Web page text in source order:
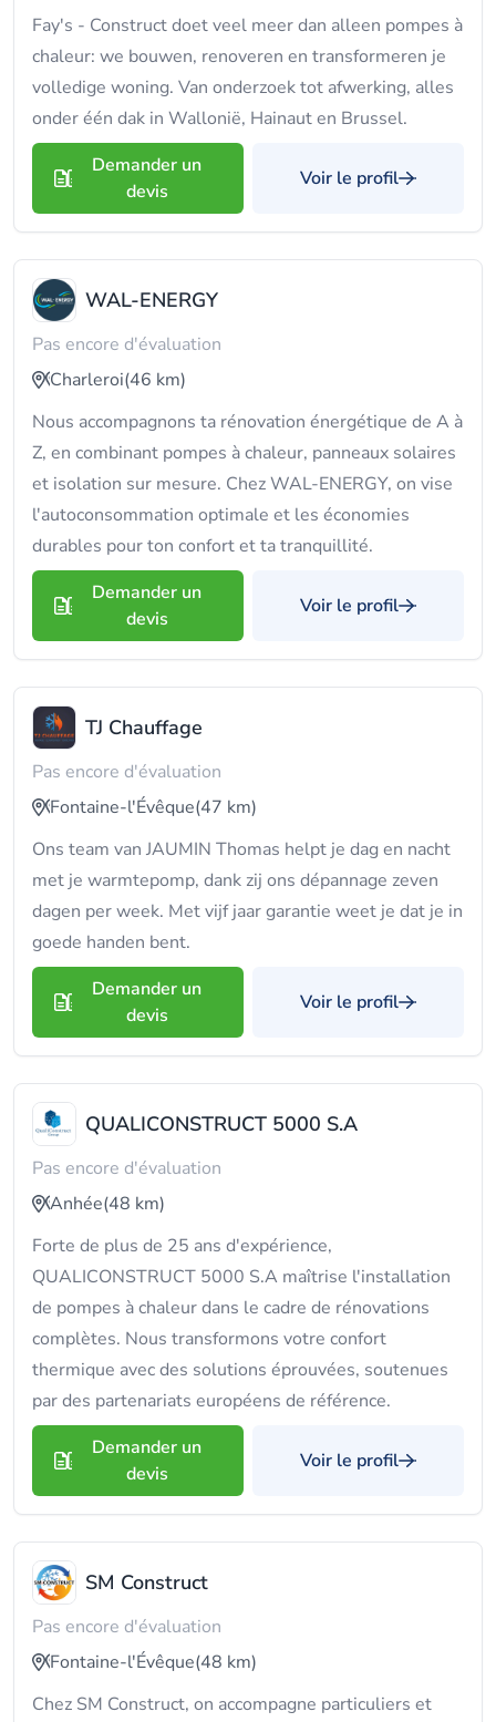
Fay's - Construct doet veel meer dan alleen pompes à
chaleur: we bouwen, renoveren en transformeren je
volledige woning. Van onderzoek tot afwerking, alles
onder één dak in Wallonië, Hainaut en Brussel.
Demander un
devis
Voir le profil
WAL-ENERGY
Pas encore d'évaluation
Charleroi(46 km)
Nous accompagnons ta rénovation énergétique de A à
Z, en combinant pompes à chaleur, panneaux solaires
et isolation sur mesure. Chez WAL-ENERGY, on vise
l'autoconsommation optimale et les économies
durables pour ton confort et ta tranquillité.
Demander un
devis
Voir le profil
TJ Chauffage
Pas encore d'évaluation
Fontaine-l'Évêque(47 km)
Ons team van JAUMIN Thomas helpt je dag en nacht
met je warmtepomp, dank zij ons dépannage zeven
dagen per week. Met vijf jaar garantie weet je dat je in
goede handen bent.
Demander un
devis
Voir le profil
QUALICONSTRUCT 5000 S.A
Pas encore d'évaluation
Anhée(48 km)
Forte de plus de 25 ans d'expérience,
QUALICONSTRUCT 5000 S.A maîtrise l'installation
de pompes à chaleur dans le cadre de rénovations
complètes. Nous transformons votre confort
thermique avec des solutions éprouvées, soutenues
par des partenariats européens de référence.
Demander un
devis
Voir le profil
SM Construct
Pas encore d'évaluation
Fontaine-l'Évêque(48 km)
Chez SM Construct, on accompagne particuliers et